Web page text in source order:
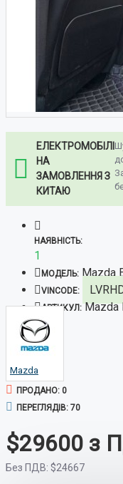
ЕЛЕКТРОМОБІЛІ
НА
ЗАМОВЛЕННЯ З
КИТАЮ
НАЯВНІСТЬ:
1
МОДЕЛЬ: Mazda
VINCODE:
АРТИКУЛ: Mazda
Mazda
ПРОДАНО: 0
ПЕРЕГЛЯДІВ: 70
$29600
Без ПДВ: $24667